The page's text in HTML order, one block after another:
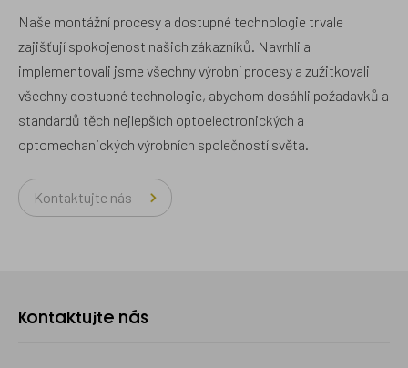
Naše montážní procesy a dostupné technologie trvale
zajišťují spokojenost našich zákazníků. Navrhli a
implementovali jsme všechny výrobní procesy a zužitkovali
všechny dostupné technologie, abychom dosáhli požadavků a
standardů těch nejlepších optoelectronických a
optomechanických výrobních společností světa.
Kontaktujte nás
Kontaktujte nás